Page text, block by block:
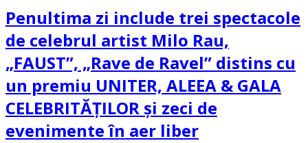
Penultima zi include trei spectacole
de celebrul artist Milo Rau,
„FAUST”, „Rave de Ravel” distins cu
un premiu UNITER, ALEEA & GALA
CELEBRITĂȚILOR și zeci de
evenimente în aer liber